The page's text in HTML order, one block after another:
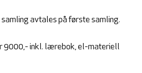
avtales på første samling.
9000,- inkl. lærebok, el-materiell